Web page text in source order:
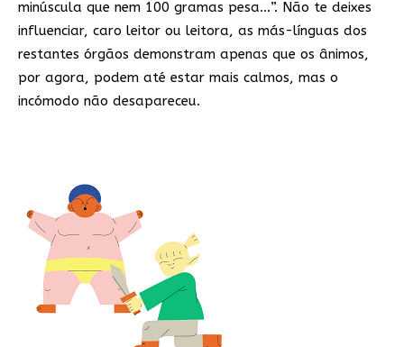
minúscula que nem 100 gramas pesa…”. Não te deixes
influenciar, caro leitor ou leitora, as más-línguas dos
restantes órgãos demonstram apenas que os ânimos,
por agora, podem até estar mais calmos, mas o
incómodo não desapareceu.